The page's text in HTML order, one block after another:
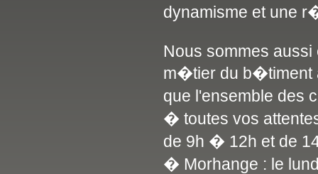
dynamisme et une
Nous sommes
m�tier du b�timent
que l'ensemble des
� toutes vos
de 9h � 12h et de
� Morhange : le